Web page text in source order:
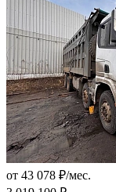
от 43 078 ₽/мес.